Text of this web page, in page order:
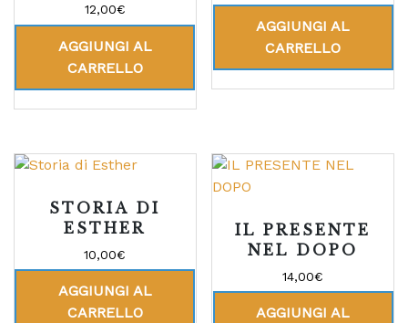
su 5
12,00€
AGGIUNGI AL
CARRELLO
su 5
AGGIUNGI AL
CARRELLO
STORIA DI
ESTHER
10,00€
AGGIUNGI AL
CARRELLO
IL PRESENTE
NEL DOPO
14,00€
AGGIUNGI AL